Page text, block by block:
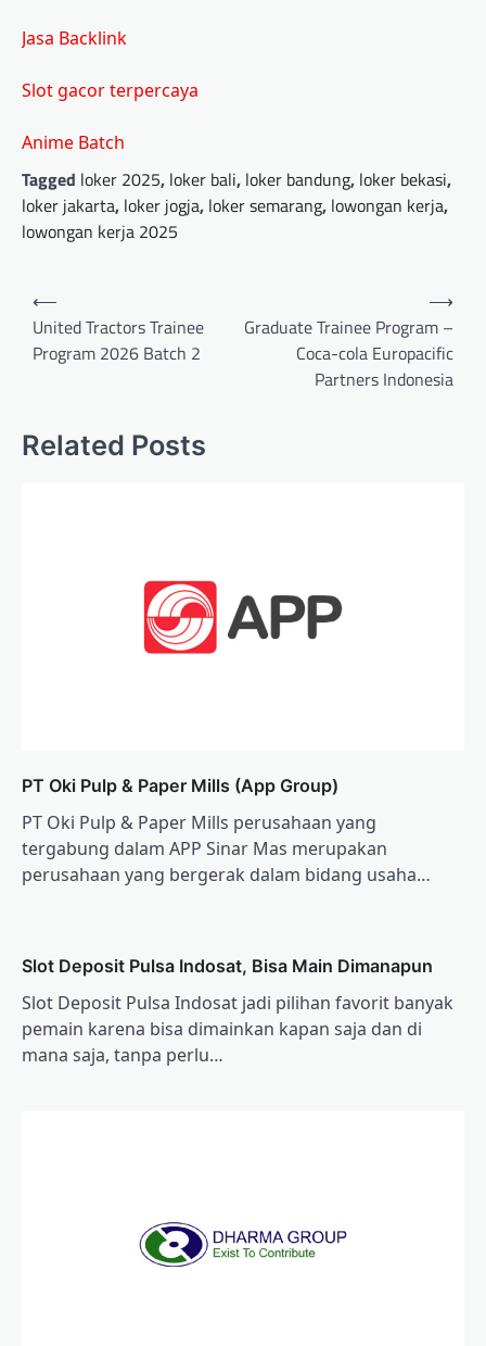
Jasa Backlink
Slot gacor terpercaya
Anime Batch
Tagged loker 2025, loker bali, loker bandung, loker bekasi,
loker jakarta, loker jogja, loker semarang, lowongan kerja,
lowongan kerja 2025
Post
navigation
⟵
United Tractors Trainee
Program 2026 Batch 2
Graduate Trainee Program –
Coca-cola Europacific
Partners Indonesia
⟶
Related Posts
PT Oki Pulp & Paper Mills (App Group)
PT Oki Pulp & Paper Mills perusahaan yang
tergabung dalam APP Sinar Mas merupakan
perusahaan yang bergerak dalam bidang usaha…
Slot Deposit Pulsa Indosat, Bisa Main Dimanapun
Slot Deposit Pulsa Indosat jadi pilihan favorit banyak
pemain karena bisa dimainkan kapan saja dan di
mana saja, tanpa perlu…